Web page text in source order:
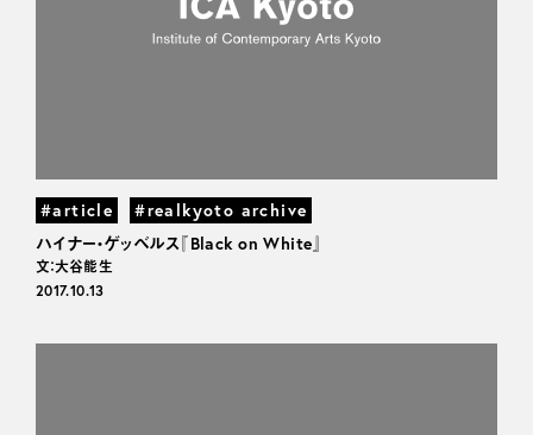
#article
#realkyoto archive
ハイナー・ゲッベルス『Black on White』
文：大谷能生
2017.10.13